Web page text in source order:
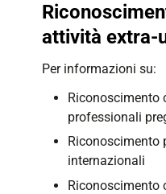
attività extra-
Per informazioni su:
Riconoscimento
professionali
Riconoscimento
internazionali
Riconoscimento